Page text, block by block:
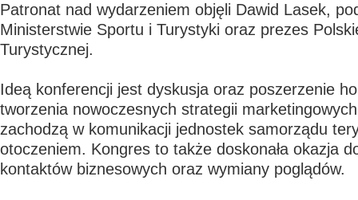
Patronat nad wydarzeniem objęli Dawid Lasek,
Ministerstwie Sportu i Turystyki oraz prezes
Turystycznej.
Ideą konferencji jest dyskusja oraz poszerzenie
tworzenia nowoczesnych strategii
zachodzą w komunikacji jednostek samorządu
otoczeniem. Kongres to także doskonała okazja
kontaktów biznesowych oraz wymiany poglądów.